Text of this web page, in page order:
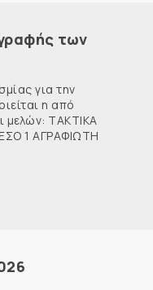
των
για την
η από
ΤΑΚΤΙΚΑ
1 ΑΓΡΑΦΙΩΤΗ